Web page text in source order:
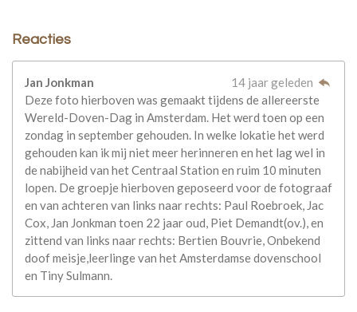
Reacties
Jan Jonkman
14 jaar geleden
Deze foto hierboven was gemaakt tijdens de allereerste
Wereld-Doven-Dag in Amsterdam. Het werd toen op een
zondag in september gehouden. In welke lokatie het werd
gehouden kan ik mij niet meer herinneren en het lag wel in
de nabijheid van het Centraal Station en ruim 10 minuten
lopen. De groepje hierboven geposeerd voor de fotograaf
en van achteren van links naar rechts: Paul Roebroek, Jac
Cox, Jan Jonkman toen 22 jaar oud, Piet Demandt(ov.), en
zittend van links naar rechts: Bertien Bouvrie, Onbekend
doof meisje,leerlinge van het Amsterdamse dovenschool
en Tiny Sulmann.